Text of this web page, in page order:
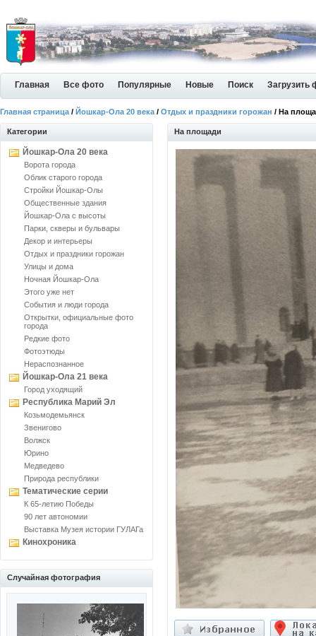
Главная Все фото Популярные Новые Поиск Загрузить
Главная страница / Йошкар-Ола 20 века / Отдых и праздники горожан / На
Категории
Йошкар-Ола 20 века
Ворота города
Облик старого города
Стройки Йошкар-Олы
Общественные здания
Йошкар-Ола с высоты
Парки, скверы и бульвары
Декор и интерьеры
Отдых и праздники горожан
Улицы и дома
Ночная Йошкар-Ола
Этого уже нет
События и люди города
Открытки, официальные фото
города
Редкие фото
Фотоэтюды
Нераспознанное
Йошкар-Ола 21 века
Город уходящий
Республика Марий Эл
Козьмодемьянск
Звенигово
Волжск
Юрино
Медведево
Природа республики
Тематические серии
К 65-летию Победы
90 лет автономии
Выставка Музея истории ГУЛАГа
Кинохроника
Случайная фотография
На площади